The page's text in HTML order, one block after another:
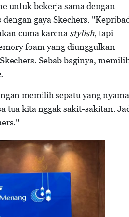
untuk bekerja sama dengan
gaya Skechers.
cuma karenastylish, tapi
foam yang diunggulkan
Sebab baginya,
memilih sepatu yang
tua kita nggak sakit-sakitan.